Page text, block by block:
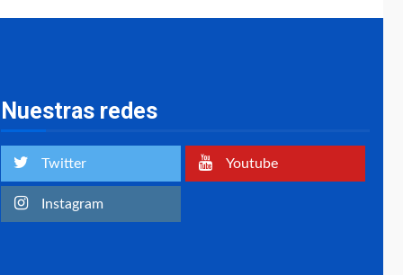
Nuestras redes
Twitter Youtube
Instagram